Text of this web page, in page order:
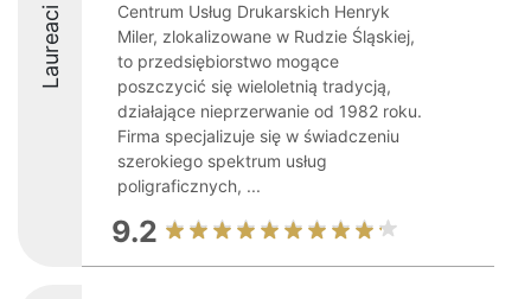
Laureaci
Centrum Usług Drukarskich Henryk
Miler, zlokalizowane w Rudzie Śląskiej,
to przedsiębiorstwo mogące
poszczycić się wieloletnią tradycją,
działające nieprzerwanie od 1982 roku.
Firma specjalizuje się w świadczeniu
szerokiego spektrum usług
poligraficznych, ...
9.2